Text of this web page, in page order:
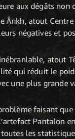
aux dégâts non
Ânkh, atout
négatives et
atout
qui réduit le
une plus grande
faisant que
Pantalon
les